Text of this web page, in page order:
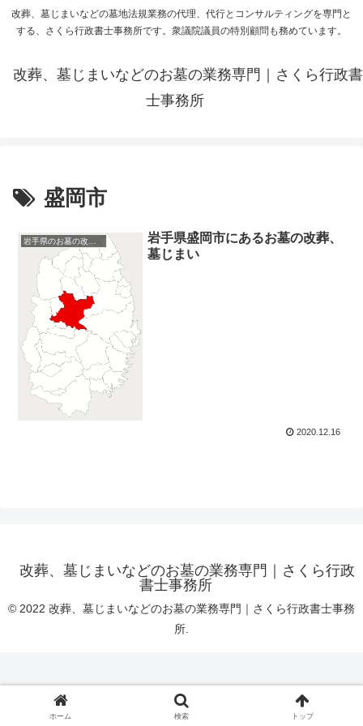
改葬、墓じまいなどの墓地法規業務の代理、代行とコンサルティングを専門と
する、さくら行政書士事務所です。衆議院議員の特別顧問も務めています。
改葬、墓じまいなどのお墓の業務専門｜さくら行政書
士事務所
盛岡市
岩手県盛岡市にあるお墓の改葬、
墓じまい
2020.12.16
改葬、墓じまいなどのお墓の業務専門｜さくら行政
書士事務所
© 2022 改葬、墓じまいなどのお墓の業務専門｜さくら行政書士事務
所.
ホーム 検索 トップ